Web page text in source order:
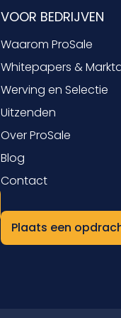
VOOR BEDRIJVEN
Waarom ProSale
Whitepapers &
Werving en Selectie
Uitzenden
Over ProSale
Blog
Contact
Plaats een